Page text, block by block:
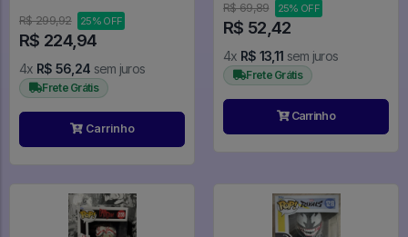
R$ 299,92
25% OFF
R$ 224,94
4x R$ 56,24 sem juros
Frete Grátis
Carrinho
R$ 69,89 25% OFF
R$ 52,42
4x R$ 13,11 sem juros
Frete Grátis
Carrinho